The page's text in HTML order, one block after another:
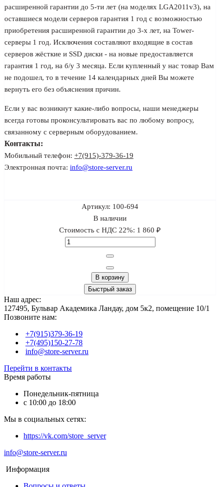
расширенной гарантии до 5-ти лет (на моделях LGA2011v3), на
оставшиеся модели серверов гарантия 1 год с возможностью
приобретения расширенной гарантии до 3-х лет, на Tower-
серверы 1 год. Исключения составляют входящие в состав
серверов жёсткие и SSD диски - на новые предоставляется
гарантия 1 год, на б/у 3 месяца. Если купленный у нас товар Вам
не подошел, то в течение 14 календарных дней Вы можете
вернуть его без объяснения причин.
Если у вас возникнут какие-либо вопросы, наши менеджеры
всегда готовы проконсультировать вас по любому вопросу,
связанному с серверным оборудованием.
Контакты:
Мобильный телефон: +7(915)-379-36-19
Электронная почта: info@store-server.ru
Артикул: 100-694
В наличии
Стоимость с НДС 22%: 1 860 ₽
В корзину
Быстрый заказ
Наш адрес:
127495, Бульвар Академика Ландау, дом 5к2, помещение 10/1
Позвоните нам:
+7(915)379-36-19
+7(495)150-27-78
info@store-server.ru
Перейти в контакты
Время работы
Понедельник-пятница
с 10:00 до 18:00
Мы в социальных сетях:
https://vk.com/store_server
info@store-server.ru
Информация